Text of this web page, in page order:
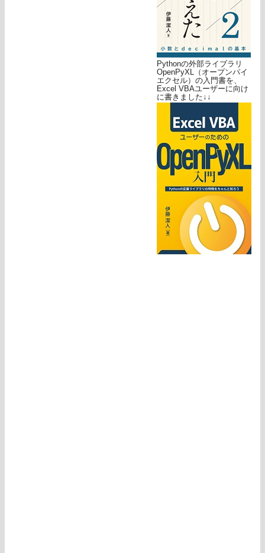
Pythonの外部ライブラリ
OpenPyXL（オープンパイ
エクセル）の入門書を、
Excel VBAユーザーに向け
に書きました↓↓